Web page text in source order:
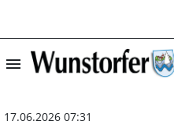
menu
17.06.2026 07:31